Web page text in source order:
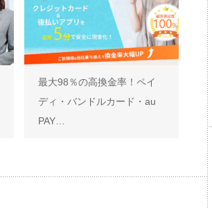
最大98％の高換金率！ペイ
ディ・バンドルカード・au
PAY…